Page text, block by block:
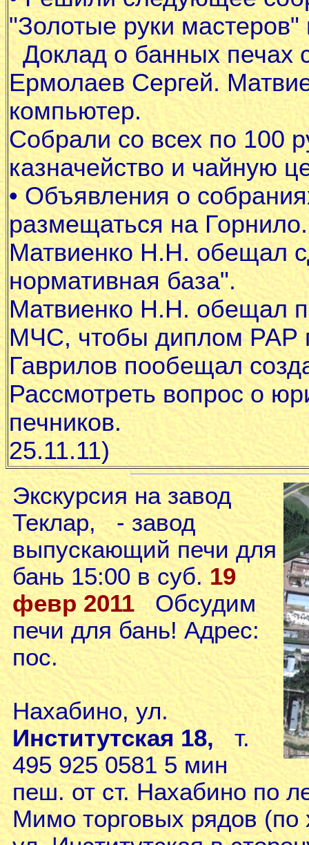
"Золотые руки
Доклад о банных печах
Ермолаев Сергей.
компьютер.
Собрали со всех по 100
казначейство и чайную
•Объявления о
размещаться на
Матвиенко Н.Н. обещал
нормативная база".
Матвиенко Н.Н. обещал
МЧС, чтобы диплом РАР
Гаврилов пообещал
Рассмотреть вопрос о
25.11.11)
Экскурсия на завод
Теклар, - завод
выпускающий печи для
бань 15:00 в суб. 19
февр 2011 Обсудим
печи для бань! Адрес:
пос.
Нахабино, ул.
Институтская 18,
т.
495 925 0581 5 мин
пеш. от ст. Нахабино по
Мимо торговых рядов (по